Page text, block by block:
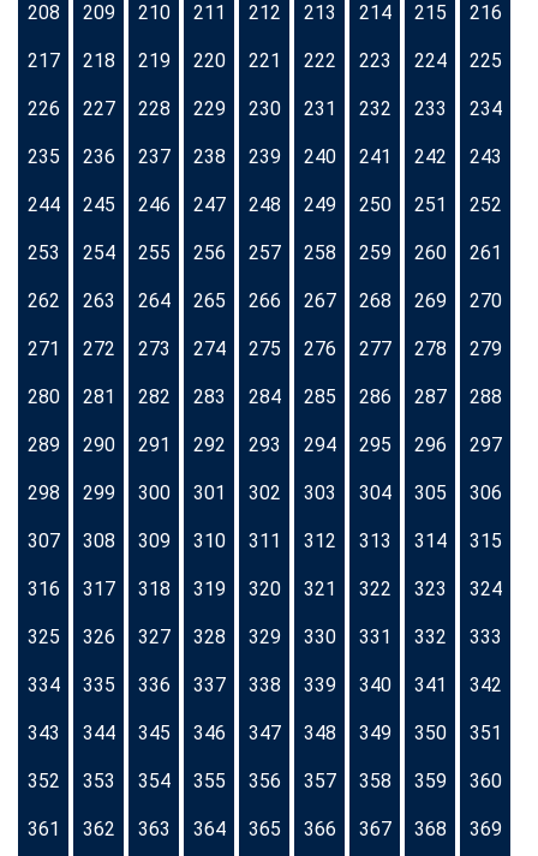
208 209 210 211 212 213 214 215 216
217 218 219 220 221 222 223 224 225
226 227 228 229 230 231 232 233 234
235 236 237 238 239 240 241 242 243
244 245 246 247 248 249 250 251 252
253 254 255 256 257 258 259 260 261
262 263 264 265 266 267 268 269 270
271 272 273 274 275 276 277 278 279
280 281 282 283 284 285 286 287 288
289 290 291 292 293 294 295 296 297
298 299 300 301 302 303 304 305 306
307 308 309 310 311 312 313 314 315
316 317 318 319 320 321 322 323 324
325 326 327 328 329 330 331 332 333
334 335 336 337 338 339 340 341 342
343 344 345 346 347 348 349 350 351
352 353 354 355 356 357 358 359 360
361 362 363 364 365 366 367 368 369